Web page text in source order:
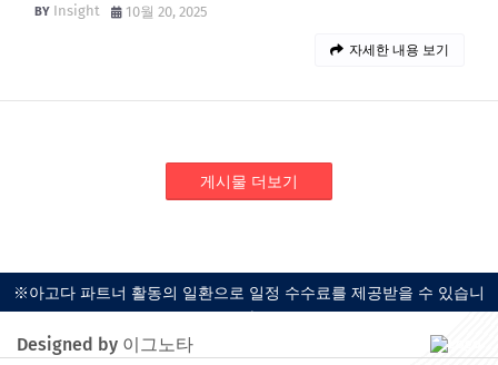
Insight
10월 20, 2025
자세한 내용 보기
게시물 더보기
※아고다 파트너 활동의 일환으로 일정 수수료를 제공받을 수 있습니
다.
Designed by 이그노타